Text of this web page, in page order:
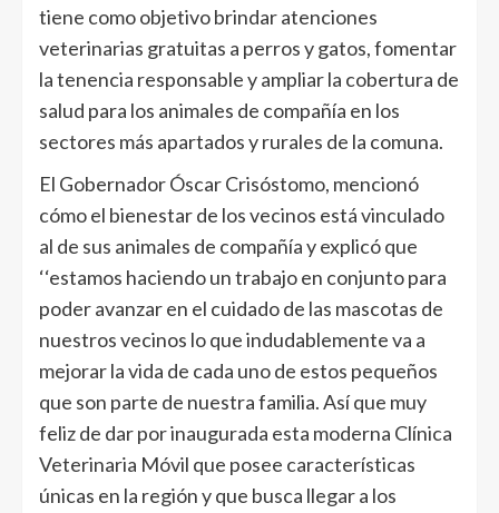
tiene como objetivo brindar atenciones
veterinarias gratuitas a perros y gatos, fomentar
la tenencia responsable y ampliar la cobertura de
salud para los animales de compañía en los
sectores más apartados y rurales de la comuna.
El Gobernador Óscar Crisóstomo, mencionó
cómo el bienestar de los vecinos está vinculado
al de sus animales de compañía y explicó que
‘‘estamos haciendo un trabajo en conjunto para
poder avanzar en el cuidado de las mascotas de
nuestros vecinos lo que indudablemente va a
mejorar la vida de cada uno de estos pequeños
que son parte de nuestra familia. Así que muy
feliz de dar por inaugurada esta moderna Clínica
Veterinaria Móvil que posee características
únicas en la región y que busca llegar a los